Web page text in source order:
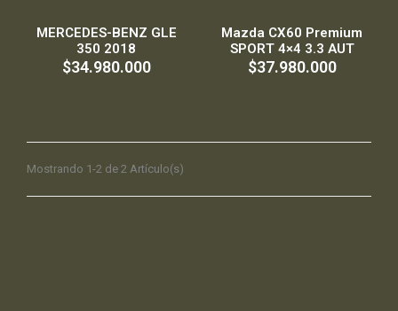
MERCEDES-BENZ GLE
350 2018
$34.980.000
Mazda CX60 Premium
SPORT 4×4 3.3 AUT
$37.980.000
Mostrando 1-2 de 2 Artículo(s)